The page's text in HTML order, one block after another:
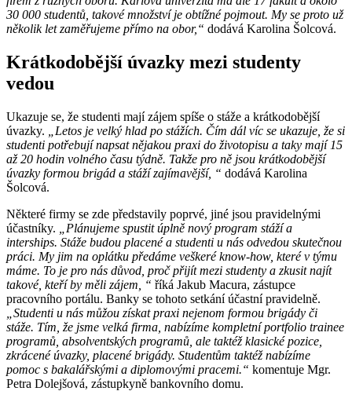
30 000 studentů, takové množství je obtížné pojmout. My se proto už
několik let zaměřujeme přímo na obor,“ dodává Karolina Šolcová.
Krátkodobější úvazky mezi studenty
vedou
Ukazuje se, že studenti mají zájem spíše o stáže a krátkodobější
úvazky.
„Letos je velký hlad po stážích. Čím dál víc se ukazuje, že si
studenti potřebují napsat nějakou praxi do životopisu a taky mají 15
až 20 hodin volného času týdně. Takže pro ně jsou krátkodobější
úvazky formou brigád a stáží zajímavější, “ dodává Karolina
Šolcová.
Některé firmy se zde představily poprvé, jiné jsou pravidelnými
účastníky.
„Plánujeme spustit úplně nový program stáží a
interships. Stáže budou placené a studenti u nás odvedou skutečnou
práci. My jim na oplátku předáme veškeré know-how, které v týmu
máme. To je pro nás důvod, proč přijít mezi studenty a zkusit najít
takové, kteří by měli zájem, “ říká Jakub Macura, zástupce
pracovního portálu. Banky se tohoto setkání účastní pravidelně.
„Studenti u nás můžou získat praxi nejenom formou brigády či
stáže. Tím, že jsme velká firma, nabízíme kompletní portfolio trainee
programů, absolventských programů, ale taktéž klasické pozice,
zkrácené úvazky, placené brigády. Studentům taktéž nabízíme
pomoc s bakalářskými a diplomovými pracemi.“ komentuje Mgr.
Petra Dolejšová, zástupkyně bankovního domu.